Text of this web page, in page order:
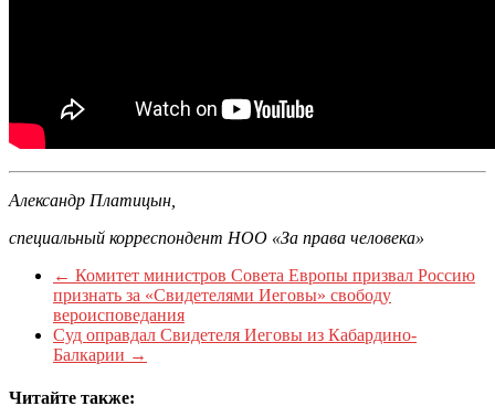
Александр Платицын,
специальный корреспондент НОО «За права человека»
← Комитет министров Совета Европы призвал Россию
признать за «Свидетелями Иеговы» свободу
вероисповедания
Суд оправдал Свидетеля Иеговы из Кабардино-
Балкарии →
Читайте также: